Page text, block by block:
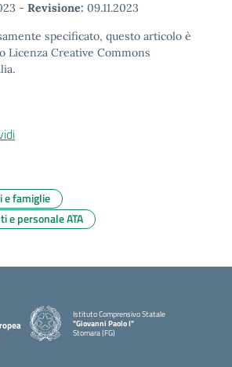
- Revisione: 09.11.2023
specificato, questo articolo è
Licenza Creative Commons
e famiglie
e personale ATA
Istituto Comprensivo Statale
"Giovanni Paolo I"
Stornara (FG)